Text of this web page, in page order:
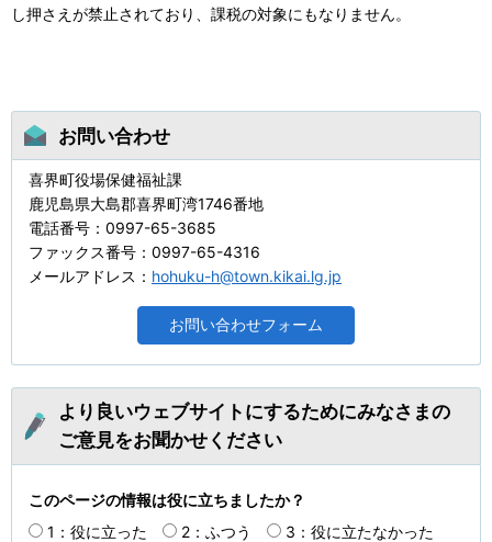
し押さえが禁止されており、課税の対象にもなりません。
お問い合わせ
喜界町役場保健福祉課
鹿児島県大島郡喜界町湾1746番地
電話番号：0997-65-3685
ファックス番号：0997-65-4316
メールアドレス： hohuku-h@town.kikai.lg.jp
より良いウェブサイトにするためにみなさまの
ご意見をお聞かせください
このページの情報は役に立ちましたか？
1：役に立った
2：ふつう
3：役に立たなかった